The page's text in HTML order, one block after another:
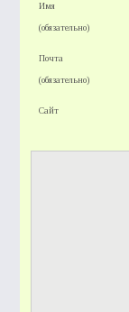
Имя
(обязательно)
Почта
(обязательно)
Сайт